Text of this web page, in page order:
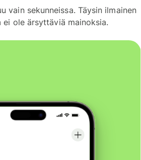
vain sekunneissa. Täysin ilmainen
ei ole ärsyttäviä mainoksia.